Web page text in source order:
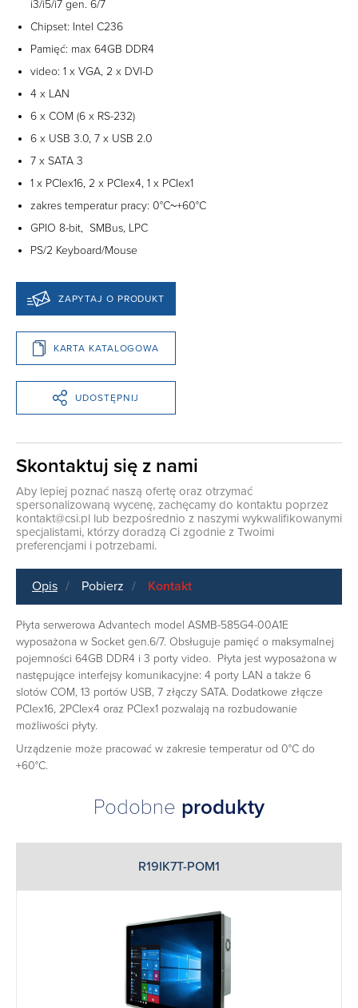
i3/i5/i7 gen. 6/7
Chipset: Intel C236
Pamięć: max 64GB DDR4
video: 1 x VGA, 2 x DVI-D
4 x LAN
6 x COM (6 x RS-232)
6 x USB 3.0, 7 x USB 2.0
7 x SATA 3
1 x PCIex16, 2 x PCIex4, 1 x PCIex1
zakres temperatur pracy: 0°C~+60°C
GPIO 8-bit, SMBus, LPC
PS/2 Keyboard/Mouse
ZAPYTAJ O PRODUKT
KARTA KATALOGOWA
UDOSTĘPNIJ
Skontaktuj się z nami
Aby lepiej poznać naszą ofertę oraz otrzymać
spersonalizowaną wycenę, zachęcamy do kontaktu poprzez
kontakt@csi.pl lub bezpośrednio z naszymi wykwalifikowanymi
specjalistami, którzy doradzą Ci zgodnie z Twoimi
preferencjami i potrzebami.
Opis Pobierz Kontakt
Płyta serwerowa Advantech model ASMB-585G4-00A1E
wyposażona w Socket gen.6/7. Obsługuje pamięć o maksymalnej
pojemności 64GB DDR4 i 3 porty video. Płyta jest wyposażona w
następujące interfejsy komunikacyjne: 4 porty LAN a także 6
slotów COM, 13 portów USB, 7 złączy SATA. Dodatkowe złącze
PCIex16, 2PCIex4 oraz PCIex1 pozwalają na rozbudowanie
możliwości płyty.
Urządzenie może pracować w zakresie temperatur od 0°C do
+60°C.
Podobne produkty
R19IK7T-POM1